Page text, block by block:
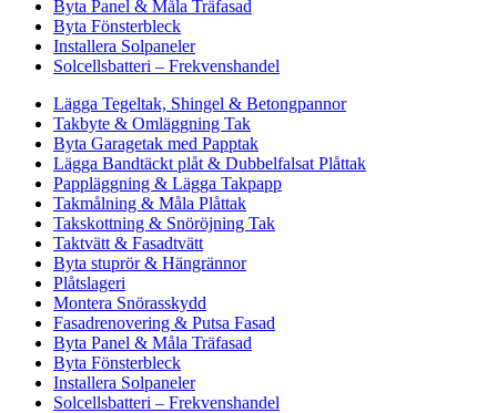
Byta Panel & Måla Träfasad
Byta Fönsterbleck
Installera Solpaneler
Solcellsbatteri – Frekvenshandel
Lägga Tegeltak, Shingel & Betongpannor
Takbyte & Omläggning Tak
Byta Garagetak med Papptak
Lägga Bandtäckt plåt & Dubbelfalsat Plåttak
Pappläggning & Lägga Takpapp
Takmålning & Måla Plåttak
Takskottning & Snöröjning Tak
Taktvätt & Fasadtvätt
Byta stuprör & Hängrännor
Plåtslageri
Montera Snörasskydd
Fasadrenovering & Putsa Fasad
Byta Panel & Måla Träfasad
Byta Fönsterbleck
Installera Solpaneler
Solcellsbatteri – Frekvenshandel